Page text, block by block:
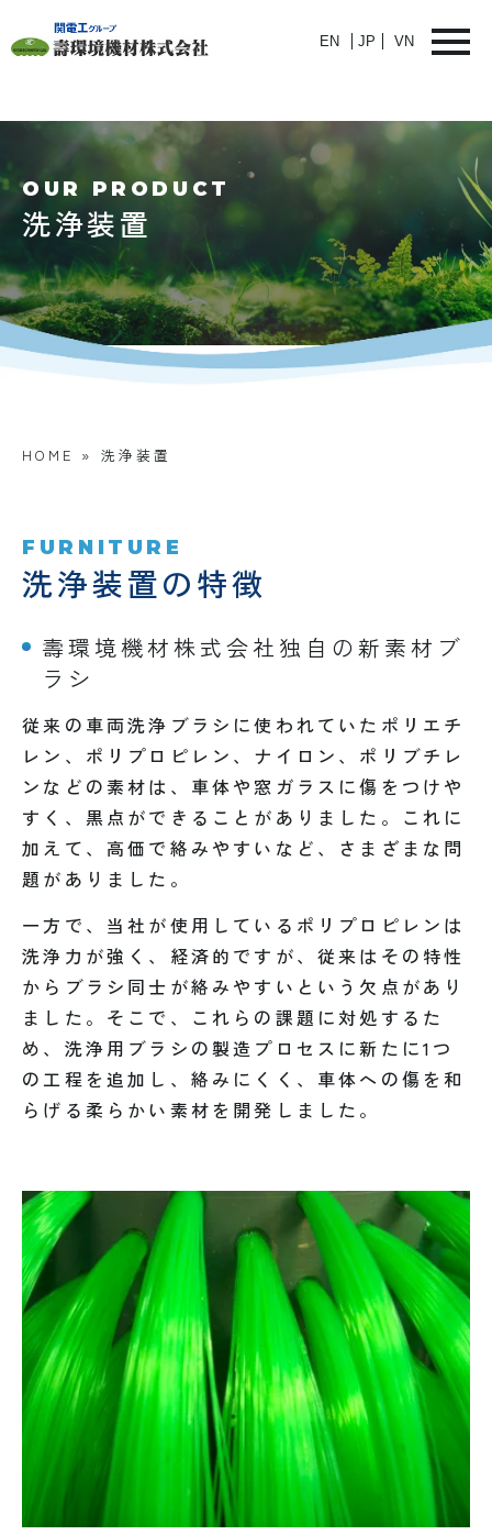
EN JP VN
OUR PRODUCT
洗浄装置
HOME » 洗浄装置
FURNITURE
洗浄装置の特徴
壽環境機材株式会社独自の新素材ブ
ラシ
従来の車両洗浄ブラシに使われていたポリエチ
レン、ポリプロピレン、ナイロン、ポリブチレ
ンなどの素材は、車体や窓ガラスに傷をつけや
すく、黒点ができることがありました。これに
加えて、高価で絡みやすいなど、さまざまな問
題がありました。
一方で、当社が使用しているポリプロピレンは
洗浄力が強く、経済的ですが、従来はその特性
からブラシ同士が絡みやすいという欠点があり
ました。そこで、これらの課題に対処するた
め、洗浄用ブラシの製造プロセスに新たに1つ
の工程を追加し、絡みにくく、車体への傷を和
らげる柔らかい素材を開発しました。